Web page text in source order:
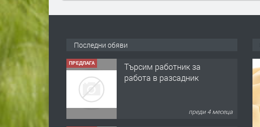
Последни обяви
ПРЕДЛАГА
Търсим работник за
работа в разсадник
преди 4 месеца